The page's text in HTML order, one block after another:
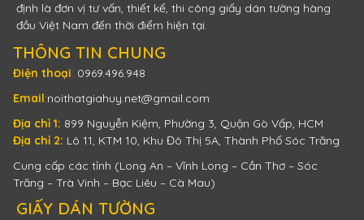
định là đơn vị tư vấn, thiết kế, thi công giấy dán tường hàng
đầu Việt Nam đến thời điểm hiện tại.
THÔNG TIN CHUNG
Điện thoại: 0969.496.948
Email:noithatgiahuy.net@gmail.com
Địa chỉ 1: 899 Nguyễn Kiệm, Phường 3, Quận Gò Vấp, HCM
Địa chỉ 2: Lô 11, KTM 10, Khu Đô Thị 5A, Thành Phố Sóc Trăng
Cung cấp các tỉnh (Long An – Vĩnh Long – Cần Thơ – Sóc
Trăng – Trà Vinh – Bạc Liêu – Cà Mau)
GIẤY DÁN TƯỜNG